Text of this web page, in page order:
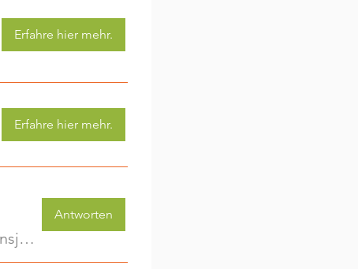
Erfahre hier mehr.
Erfahre hier mehr.
KinderwagenRunde - Gemeinsam unterwegs im ersten Lebensjahr
Antworten